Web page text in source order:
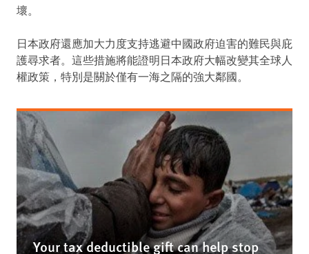
壞。
日本政府還應加大力度支持逃避中國政府迫害的難民與庇
護尋求者。這些措施將能證明日本政府大幅改變其全球人
權政策，特別是關於僅有一海之隔的強大鄰國。
Your tax deductible gift can help stop